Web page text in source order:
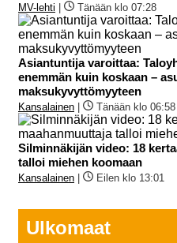
MV-lehti Tänään klo 07:28
Asiantuntija varoittaa:
enemmän kuin koskaan –
maksukyvyttömyyteen
Kansalainen Tänään klo 06:58
Silminnäkijän video: 18
talloi miehen koomaan
Kansalainen Eilen klo 13:01
Ulkomaat